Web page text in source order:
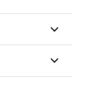
légèrement
et équilibré qui